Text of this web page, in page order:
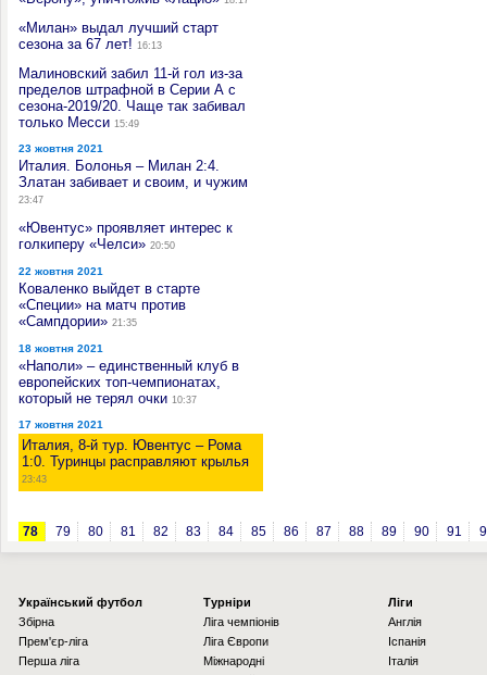
«Милан» выдал лучший старт
сезона за 67 лет! 16:13
Малиновский забил 11-й гол из-за
пределов штрафной в Серии А с
сезона-2019/20. Чаще так забивал
только Месси 15:49
23 жовтня 2021
Италия. Болонья – Милан 2:4.
Златан забивает и своим, и чужим
23:47
«Ювентус» проявляет интерес к
голкиперу «Челси» 20:50
22 жовтня 2021
Коваленко выйдет в старте
«Специи» на матч против
«Сампдории» 21:35
18 жовтня 2021
«Наполи» – единственный клуб в
европейских топ-чемпионатах,
который не терял очки 10:37
17 жовтня 2021
Италия, 8-й тур. Ювентус – Рома
1:0. Туринцы расправляют крылья
23:43
78 79 80 81 82 83 84 85 86 87 88 89 90 91
Українcький футбол
Збірна
Прем'єр-ліга
Перша ліга
Турніри
Ліга чемпіонів
Ліга Європи
Міжнародні
Ліги
Англія
Іспанія
Італія